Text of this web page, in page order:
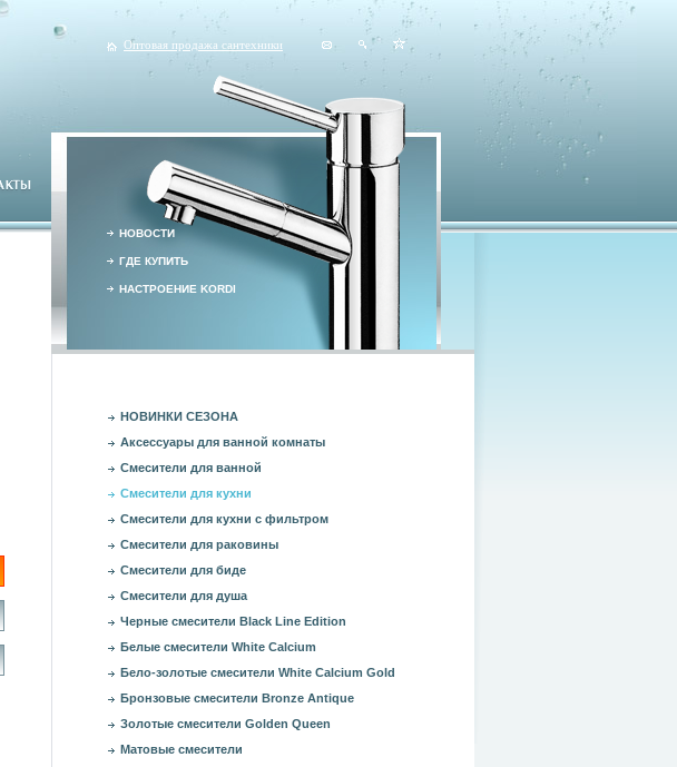
Оптовая продажа сантехники
НОВОСТИ
ГДЕ КУПИТЬ
НАСТРОЕНИЕ KORDI
НОВИНКИ СЕЗОНА
Аксессуары для ванной комнаты
Смесители для ванной
Смесители для кухни
Смесители для кухни с фильтром
Смесители для раковины
Смесители для биде
Смесители для душа
Черные смесители Black Line Edition
Белые смесители White Calcium
Бело-золотые смесители White Calcium Gold
Бронзовые смесители Bronze Antique
Золотые смесители Golden Queen
Матовые смесители